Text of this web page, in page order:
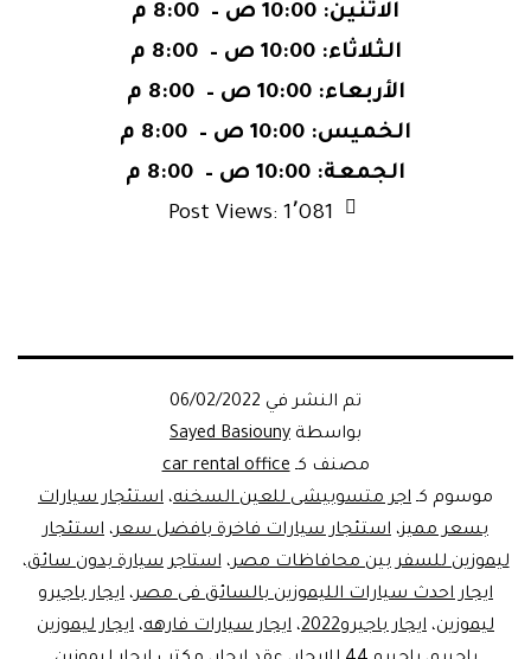
الاثنين: 10:00 ص – 8:00 م
الثلاثاء: 10:00 ص – 8:00 م
الأربعاء: 10:00 ص – 8:00 م
الخميس: 10:00 ص – 8:00 م
الجمعة: 10:00 ص – 8:00 م
Post Views: 1٬081
تم النشر في 06/02/2022
بواسطة Sayed Basiouny
مصنف كـcar rental office
موسوم كـ اجر متسوبيشى للعين السخنه، استئجار سيارات
بسعر مميز، استئجار سيارات فاخرة بافضل سعر، استئجار
ليموزين للسفر بين محافاظات مصر،استاجر سيارة بدون سائق،
ايجار احدث سيارات الليموزين بالسائق فى مصر، ايجار باجيرو
ليموزين، ايجار باجيرو2022 ، ايجار سيارات فارهه، ايجار ليموزين